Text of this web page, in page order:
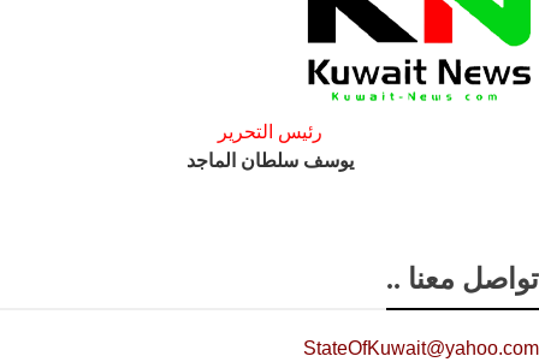
رئيس التحرير
يوسف سلطان الماجد
تواصل معنا ..
StateOfKuwait@yahoo.com